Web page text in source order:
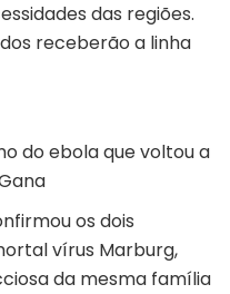
das regiões.
receberão a linha
do ebola que voltou a
os dois
vírus Marburg,
da mesma família